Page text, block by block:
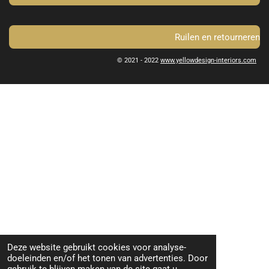
Deze website gebruikt cookies voor analyse-
doeleinden en/of het tonen van advertenties. Door
Ruilen en retourneren
© 2021 - 2022 www.yellowdesign-interiors.com